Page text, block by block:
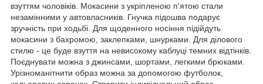
взуттям чоловіків. Мокасини з укріпленою п'ятою стали
незамінними у автовласників. Гнучка підошва подарує
зручність при ходьбі. Для щоденного носіння підійдуть
мокасини з бахромою, заклепками, шнурками. Для ділового
стилю - це буде взуття на невисокому каблуці темних відтінків.
Поєднувати можна з джинсами, шортами, легкими брюками.
Урізноманітнити образ можна за допомогою футболок,